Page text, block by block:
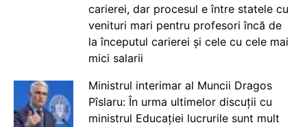
carierei, dar procesul e între statele cu
venituri mari pentru profesori încă de
la începutul carierei și cele cu cele mai
mici salarii
Ministrul interimar al Muncii Dragos
Pîslaru: În urma ultimelor discuții cu
ministrul Educației lucrurile sunt mult